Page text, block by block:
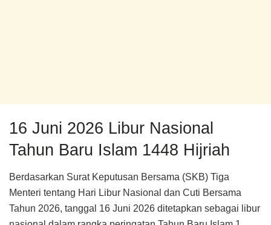
16 Juni 2026 Libur Nasional
Tahun Baru Islam 1448 Hijriah
Berdasarkan Surat Keputusan Bersama (SKB) Tiga
Menteri tentang Hari Libur Nasional dan Cuti Bersama
Tahun 2026, tanggal 16 Juni 2026 ditetapkan sebagai libur